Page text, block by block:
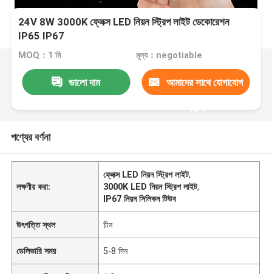
24V 8W 3000K ফ্লেক্স LED নিয়ন স্ট্রিপ লাইট ডেকোরেশন
IP65 IP67
MOQ：1 মি মূল্য：negotiable
ভালো দাম আমাদের সাথে যোগাযোগ
করুন
পণ্যের বর্ণনা
লক্ষণীয় করা:
ফ্লেক্স LED নিয়ন স্ট্রিপ লাইট,
3000K LED নিয়ন স্ট্রিপ লাইট,
IP67 নিয়ন সিলিকন টিউব
উৎপত্তি স্থল চীন
ডেলিভারি সময় 5-8 দিন